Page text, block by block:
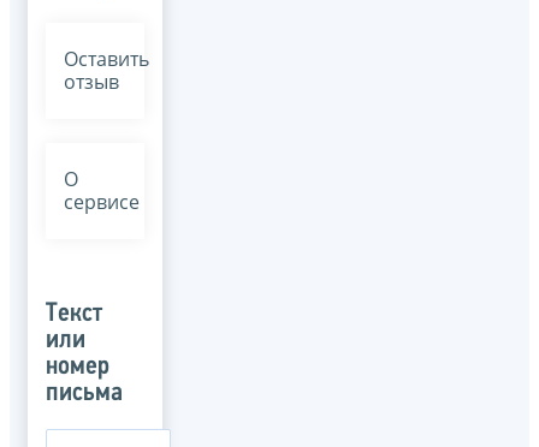
Оставить
отзыв
О
сервисе
Текст
или
номер
письма